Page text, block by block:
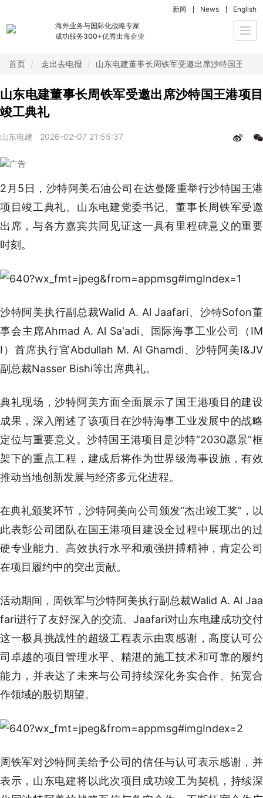
海外业务与国际化战略专家
成功服务300+优秀出海企业
新闻 News English
首页 走出去电报 山东电建董事长周铁军受邀出席沙特国王港项
山东电建董事长周铁军受邀出席沙特国王港项目
竣工典礼
山东电建 2026-02-07 21:55:37
2月5日，沙特阿美石油公司在达曼隆重举行沙特国王港
项目竣工典礼。山东电建党委书记、董事长周铁军受邀
出席，与各方嘉宾共同见证这一具有里程碑意义的重要
时刻。
沙特阿美执行副总裁Walid A. Al Jaafari、沙特Sofon董
事会主席Ahmad A. Al Sa'adi、国际海事工业公司（IM
I）首席执行官Abdullah M. Al Ghamdi、沙特阿美I&JV
副总裁Nasser Bishi等出席典礼。
典礼现场，沙特阿美方面全面展示了国王港项目的建设
成果，深入阐述了该项目在沙特海事工业发展中的战略
定位与重要意义。沙特国王港项目是沙特“2030愿景”框
架下的重点工程，建成后将作为世界级海事设施，有效
推动当地创新发展与经济多元化进程。
在典礼颁奖环节，沙特阿美向公司颁发“杰出竣工奖”，以
此表彰公司团队在国王港项目建设全过程中展现出的过
硬专业能力、高效执行水平和顽强拼搏精神，肯定公司
在项目履约中的突出贡献。
活动期间，周铁军与沙特阿美执行副总裁Walid A. Al Jaa
fari进行了友好深入的交流。Jaafari对山东电建成功交付
这一极具挑战性的超级工程表示由衷感谢，高度认可公
司卓越的项目管理水平、精湛的施工技术和可靠的履约
能力，并表达了未来与公司持续深化务实合作、拓宽合
作领域的殷切期望。
周铁军对沙特阿美给予公司的信任与认可表示感谢，并
表示，山东电建将以此次项目成功竣工为契机，持续深